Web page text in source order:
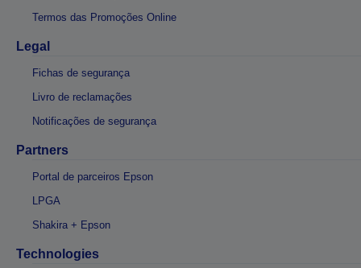
Termos das Promoções Online
Legal
Fichas de segurança
Livro de reclamações
Notificações de segurança
Partners
Portal de parceiros Epson
LPGA
Shakira + Epson
Technologies